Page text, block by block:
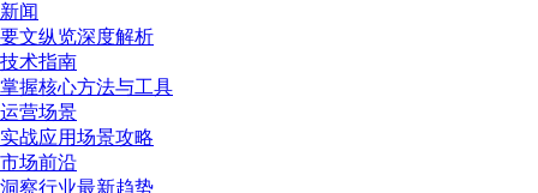
新闻
要文纵览深度解析
技术指南
掌握核心方法与工具
运营场景
实战应用场景攻略
市场前沿
洞察行业最新趋势